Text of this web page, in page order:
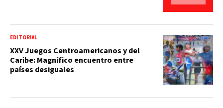
EDITORIAL
XXV Juegos Centroamericanos y del
Caribe: Magnífico encuentro entre
países desiguales